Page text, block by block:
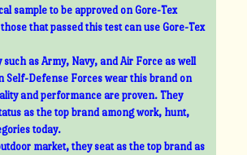
sample to be approved on Gore-Tex
that passed this test can use Gore-Tex
such as Army, Navy, and Air Force as well
Self-Defense Forces wear this brand on
and performance are proven. They
as the top brand among work, hunt,
today.
market, they seat as the top brand as